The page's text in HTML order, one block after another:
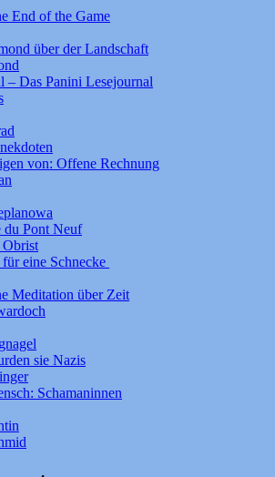
End of the Game
über der Landschaft
– Das Panini Lesejournal
von: Offene Rechnung
du Pont Neuf
eine Schnecke
Meditation über Zeit
sie Nazis
Schamaninnen